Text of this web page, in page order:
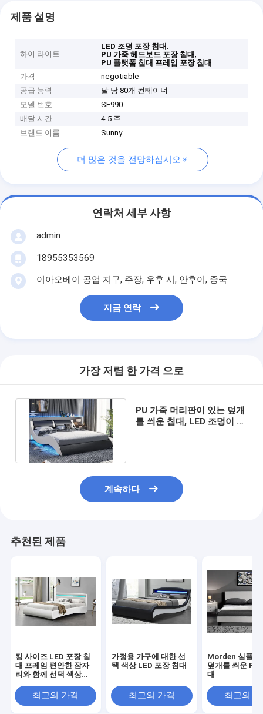
제품 설명
하이 라이트
LED 조명 포장 침대,
PU 가죽 헤드보드 포장 침대,
PU 플랫폼 침대 프레임 포장 침대
가격
negotiable
공급 능력
달 당 80개 컨테이너
모델 번호
SF990
배달 시간
4-5 주
브랜드 이름
Sunny
더 많은 것을 전망하십시오
연락처 세부 사항
admin
18955353569
이아오베이 공업 지구, 주장, 우후 시, 안후이, 중국
지금 연락
가장 저렴 한 가격 으로
PU 가죽 머리판이 있는 덮개
를 씌운 침대, LED 조명이 있
계속하다
추천된 제품
킹 사이즈 LED 포장 침
대 프레임 편안한 잠자
리와 함께 선택 색상
최고의 가격
가정용 가구에 대한 선
택 색상 LED 포장 침대
최고의 가격
Morden 심플한
덮개를 씌운 PU
대
최고의